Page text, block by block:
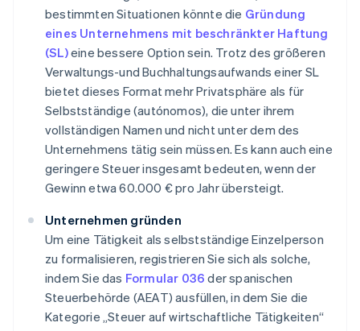
bestimmten Situationen könnte die Gründung
eines Unternehmens mit beschränkter Haftung
(SL)eine bessere Option sein. Trotz des größeren
Verwaltungs-und Buchhaltungsaufwands einer SL
bietet dieses Format mehr Privatsphäre als für
Selbstständige (autónomos), die unter ihrem
vollständigen Namen und nicht unter dem des
Unternehmens tätig sein müssen. Es kann auch eine
geringere Steuer insgesamt bedeuten, wenn der
Gewinn etwa 60.000 € pro Jahr übersteigt.
Unternehmen gründen
Um eine Tätigkeit als selbstständige Einzelperson
zu formalisieren, registrieren Sie sich als solche,
indem Sie das Formular 036 der spanischen
Steuerbehörde (AEAT) ausfüllen, in dem Sie die
Kategorie „Steuer auf wirtschaftliche Tätigkeiten“